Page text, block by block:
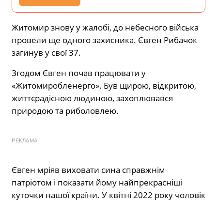
Житомир знову у жалобі, до небесного війська
провели ще одного захисника. Євген Рибачок
загинув у свої 37.
Згодом Євген почав працювати у
«Житомиробленерго». Був щирою, відкритою,
життєрадісною людиною, захоплювався
природою та риболовлею.
РЕКЛАМА
Євген мріяв виховати сина справжнім
патріотом і показати йому найпрекрасніші
куточки нашої країни. У квітні 2022 року чоловік